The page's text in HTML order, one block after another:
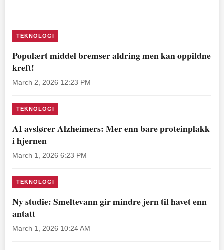
TEKNOLOGI
Populært middel bremser aldring men kan oppildne
kreft!
March 2, 2026 12:23 PM
TEKNOLOGI
AI avslører Alzheimers: Mer enn bare proteinplakk
i hjernen
March 1, 2026 6:23 PM
TEKNOLOGI
Ny studie: Smeltevann gir mindre jern til havet enn
antatt
March 1, 2026 10:24 AM